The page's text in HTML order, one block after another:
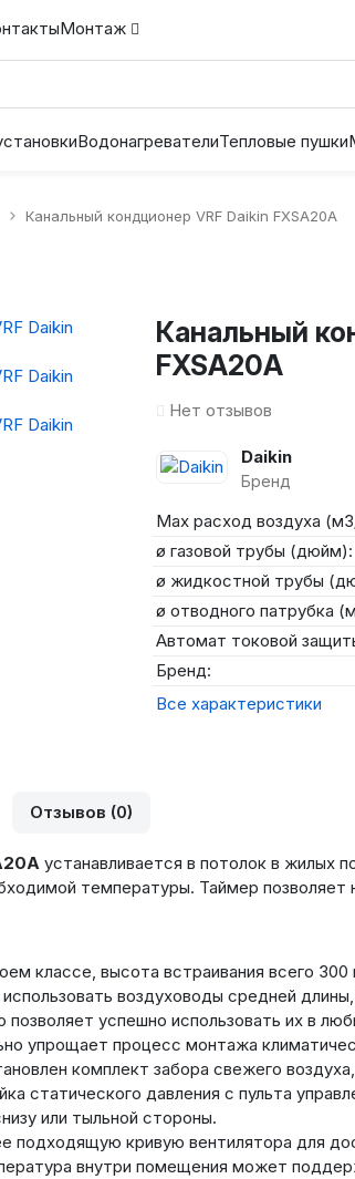
Монтаж
ВодонагревателиТепловые пушки
Канальный кондционер VRF Daikin FXSA20A
Канальный
FXSA20A
Нет отзывов
Daikin
Бренд
Max расход воздуха
ø газовой трубы (дюйм):
ø жидкостной трубы
ø отводного патрубка
Автомат токовой
Бренд:
Все характеристики
Отзывов (0)
устанавливается в потолок в
температуры. Таймер
классе, высота встраивания всего
воздуховоды средней
позволяет успешно использовать их в
упрощает процесс монтажа
комплект забора свежего
статического давления с пульта
или тыльной стороны.
подходящую кривую вентилятора для
внутри помещения может